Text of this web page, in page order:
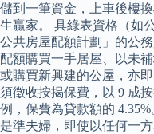
儲到一筆資金，上車後樓
生贏家。 具綠表資格（如
公共房屋配額計劃」的公
配額購買一手居屋、以未
或購買新興建的公屋，亦
須徵收按揭保費，以 9 成
例，保費為貸款額的
是準夫婦，即使以任何一